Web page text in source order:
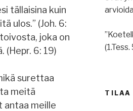
tällaisina kuin
ulos.” (Joh. 6:
joka on
(Hepr. 6: 19)
surettaa
meitä
antaa meille
(1.Tess.
TILAA